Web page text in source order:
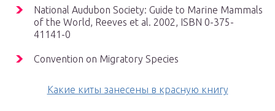
National Audubon Society: Guide to Marine Mammals
of the World, Reeves et al. 2002, ISBN 0-375-
41141-0
Convention on Migratory Species
Какие киты занесены в красную книгу